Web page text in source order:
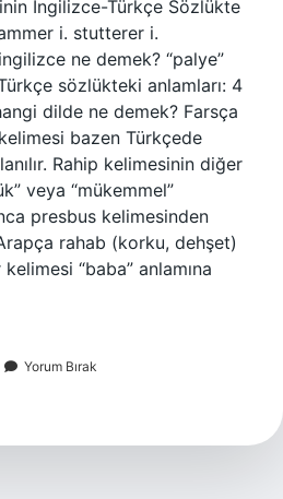
İngilizce-Türkçe Sözlükte
i. stutterer i.
ne demek? “palye”
sözlükteki anlamları: 4
dilde ne demek? Farsça
bazen Türkçede
Rahip kelimesinin diğer
veya “mükemmel”
presbus kelimesinden
rahab (korku, dehşet)
“baba” anlamına
Yorum Bırak